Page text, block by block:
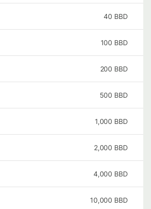
40 BBD
100 BBD
200 BBD
500 BBD
1,000 BBD
2,000 BBD
4,000 BBD
10,000 BBD